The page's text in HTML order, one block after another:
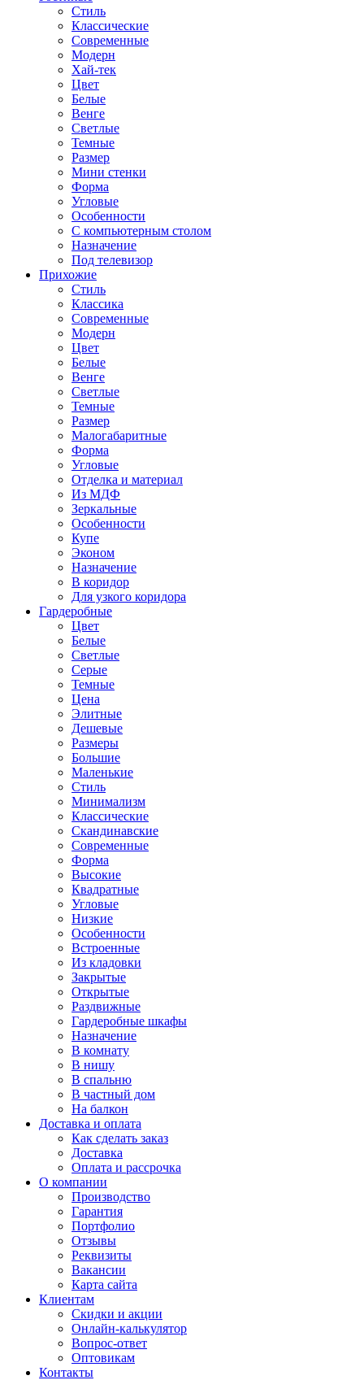
Стиль
Классические
Современные
Модерн
Хай-тек
Цвет
Белые
Венге
Светлые
Темные
Размер
Мини стенки
Форма
Угловые
Особенности
С компьютерным столом
Назначение
Под телевизор
Прихожие
Стиль
Классика
Современные
Модерн
Цвет
Белые
Венге
Светлые
Темные
Размер
Малогабаритные
Форма
Угловые
Отделка и материал
Из МДФ
Зеркальные
Особенности
Купе
Эконом
Назначение
В коридор
Для узкого коридора
Гардеробные
Цвет
Белые
Светлые
Серые
Темные
Цена
Элитные
Дешевые
Размеры
Большие
Маленькие
Стиль
Минимализм
Классические
Скандинавские
Современные
Форма
Высокие
Квадратные
Угловые
Низкие
Особенности
Встроенные
Из кладовки
Закрытые
Открытые
Раздвижные
Гардеробные шкафы
Назначение
В комнату
В нишу
В спальню
В частный дом
На балкон
Доставка и оплата
Как сделать заказ
Доставка
Оплата и рассрочка
О компании
Производство
Гарантия
Портфолио
Отзывы
Реквизиты
Вакансии
Карта сайта
Клиентам
Скидки и акции
Онлайн-калькулятор
Вопрос-ответ
Оптовикам
Контакты